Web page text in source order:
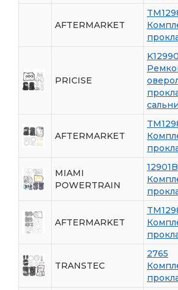
AFTERMARKET
PRICISE
AFTERMARKET
MIAMI
POWERTRAIN
12901B
AFTERMARKET
TRANSTEC
2765